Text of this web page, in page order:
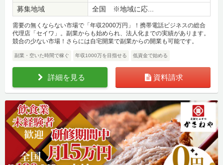
募集地域
全国 ※地域に応...
需要の無くならない市場で「年収2000万円」！携帯電話ビジネスの総合
代理店「セイワ」。副業からも始められ、法人化までの実績があります。
競合の少ない市場！さらには自宅開業で副業からの開業も可能です。
副業・空いた時間で稼ぐ 年収1000万を目指せる 低資金で始める
詳細を見る 資料請求